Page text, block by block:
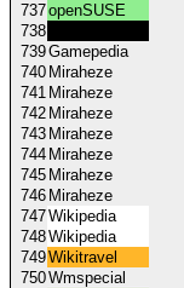
737openSUSE
738
739Gamepedia
740 Miraheze
741 Miraheze
742 Miraheze
743 Miraheze
744 Miraheze
745 Miraheze
746 Miraheze
747Wikipedia
748Wikipedia
749Wikitravel
750Wmspecial